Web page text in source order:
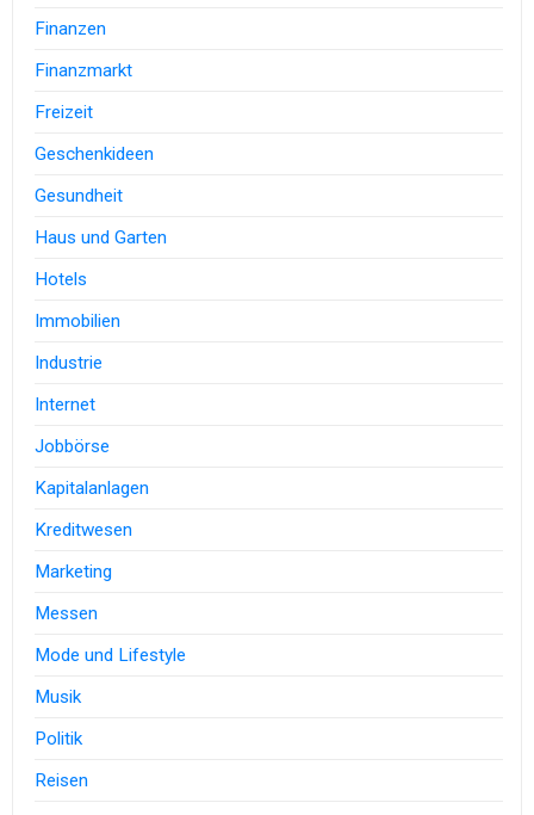
Finanzen
Finanzmarkt
Freizeit
Geschenkideen
Gesundheit
Haus und Garten
Hotels
Immobilien
Industrie
Internet
Jobbörse
Kapitalanlagen
Kreditwesen
Marketing
Messen
Mode und Lifestyle
Musik
Politik
Reisen